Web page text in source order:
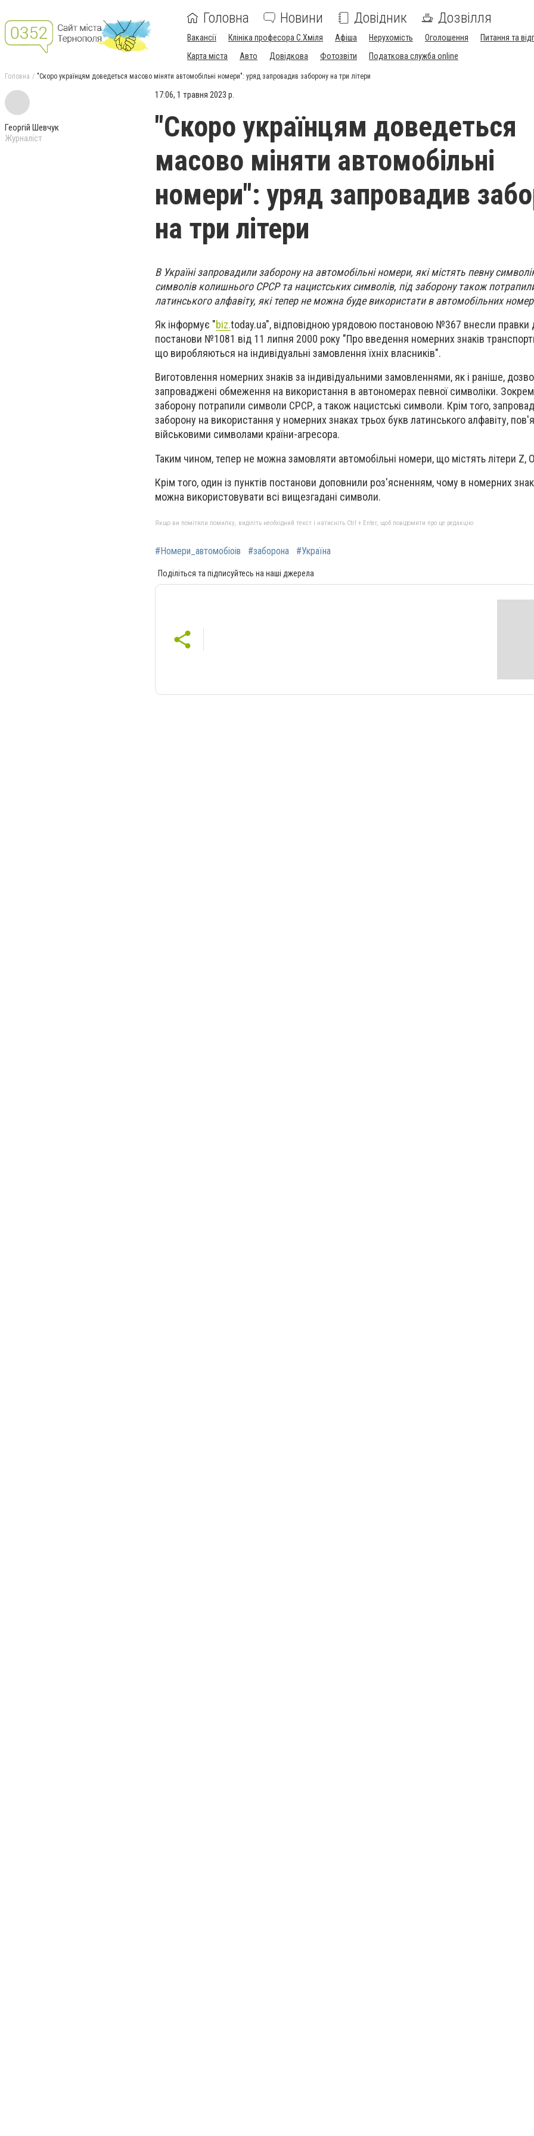
Головна Новини Довідник Дозвілля
Вакансії Клініка професора С.Хміля Афіша Нерухомість Оголошення
Питання та
Карта міста
Авто Довідкова Фотозвіти Податкова служба online
Головна "Скоро українцям доведеться масово міняти автомобільні номери": уряд запровадив заборону на три літери
Георгій Шевчук
Журналіст
17:06, 1 травня 2023 р.
"Скоро українцям доведеться
масово міняти автомобільні
номери": уряд запровадив
на три літери
В Україні запровадили заборону на автомобільні номери, які містять певну
символів колишнього СРСР та нацистських символів, під заборону також
латинського алфавіту, які тепер не можна буде використати в автомобільних
Як інформує "biz.today.ua", відповідною урядовою постановою №367 внесли правки
постанови №1081 від 11 липня 2000 року "Про введення номерних знаків
що виробляються на індивідуальні замовлення їхніх власників".
Виготовлення номерних знаків за індивідуальними замовленнями, як і раніше,
запроваджені обмеження на використання в автономерах певної символіки.
заборону потрапили символи СРСР, а також нацистські символи. Крім того,
заборону на використання у номерних знаках трьох букв латинського алфавіту,
військовими символами країни-агресора.
Таким чином, тепер не можна замовляти автомобільні номери, що містять літери Z,
Крім того, один із пунктів постанови доповнили роз'ясненням, чому в номерних
можна використовувати всі вищезгадані символи.
Якщо ви помітили помилку, виділіть необхідний текст і натисніть Ctrl + Enter, щоб повідомити про це редакцію
#Номери_автомобіоів #заборона #Україна
Поділіться та підписуйтесь на наші джерела